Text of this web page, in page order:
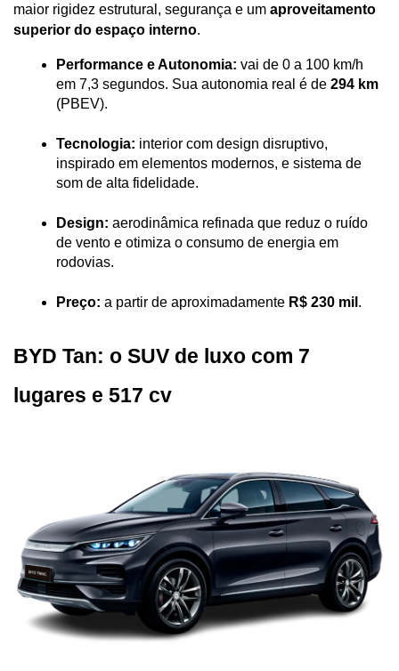
maior rigidez estrutural, segurança e um aproveitamento
superior do espaço interno.
Performance e Autonomia: vai de 0 a 100 km/h
em 7,3 segundos. Sua autonomia real é de 294 km
(PBEV).
Tecnologia: interior com design disruptivo,
inspirado em elementos modernos, e sistema de
som de alta fidelidade.
Design: aerodinâmica refinada que reduz o ruído
de vento e otimiza o consumo de energia em
rodovias.
Preço: a partir de aproximadamente R$ 230 mil .
BYD Tan: o SUV de luxo com 7
lugares e 517 cv